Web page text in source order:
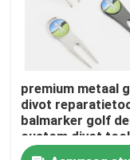
De
De Medaille
premium metaal
divot
balmarker golf
custom divot